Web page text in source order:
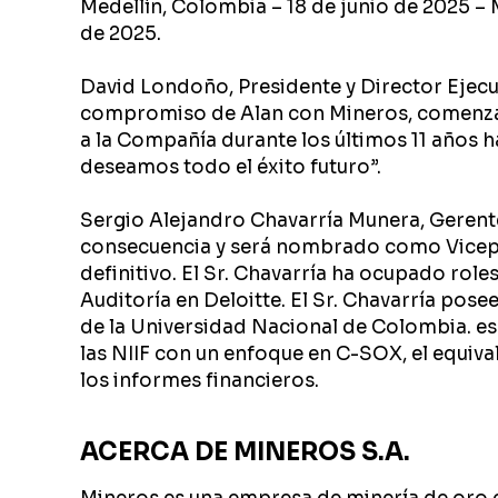
Medellín, Colombia – 18 de junio de 2025
de 2025.
David Londoño, Presidente y Director
compromiso de Alan con Mineros,
a la Compañía durante los últimos 11
deseamos todo el éxito futuro”.
Sergio Alejandro Chavarría Munera,
consecuencia y será nombrado como
definitivo. El Sr. Chavarría ha ocupado
Auditoría en Deloitte. El Sr. Chavarría
de la Universidad Nacional de Colombia.
las NIIF con un enfoque en C-SOX, el
los informes financieros.
ACERCA DE MINEROS S.A.